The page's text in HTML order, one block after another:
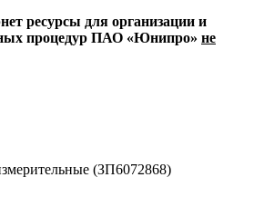
ресурсы для организации и
процедур ПАО «Юнипро» не
(ЗП6072868)